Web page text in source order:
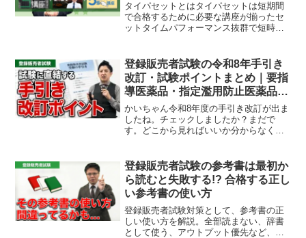
タイパセットとはタイパセットは短期間
で合格するために必要な講座が揃ったセ
ットタイムパフォーマンス抜群で短時間
【講座時間】①3日間講座：約12時間②漢
方講座：約2.5時間...
登録販売者試験の令和8年手引き
改訂・試験ポイントまとめ｜要指
導医薬品・指定濫用防止医薬品は
要注意
かいちゃん令和8年度の手引き改訂が出ま
したね。チェックしましたか？まだで
す。どこから見ればいいか分からなく
狙われやすいのは、特定要指導医薬品と
指定濫用防止医薬品です。そ...
登録販売者試験の参考書は最初か
ら読むと失敗する!? 合格する正し
い参考書の使い方
登録販売者試験対策として、参考書の正
しい使い方を解説。全部読まない、辞書
として使う、アウトプット優先など、点